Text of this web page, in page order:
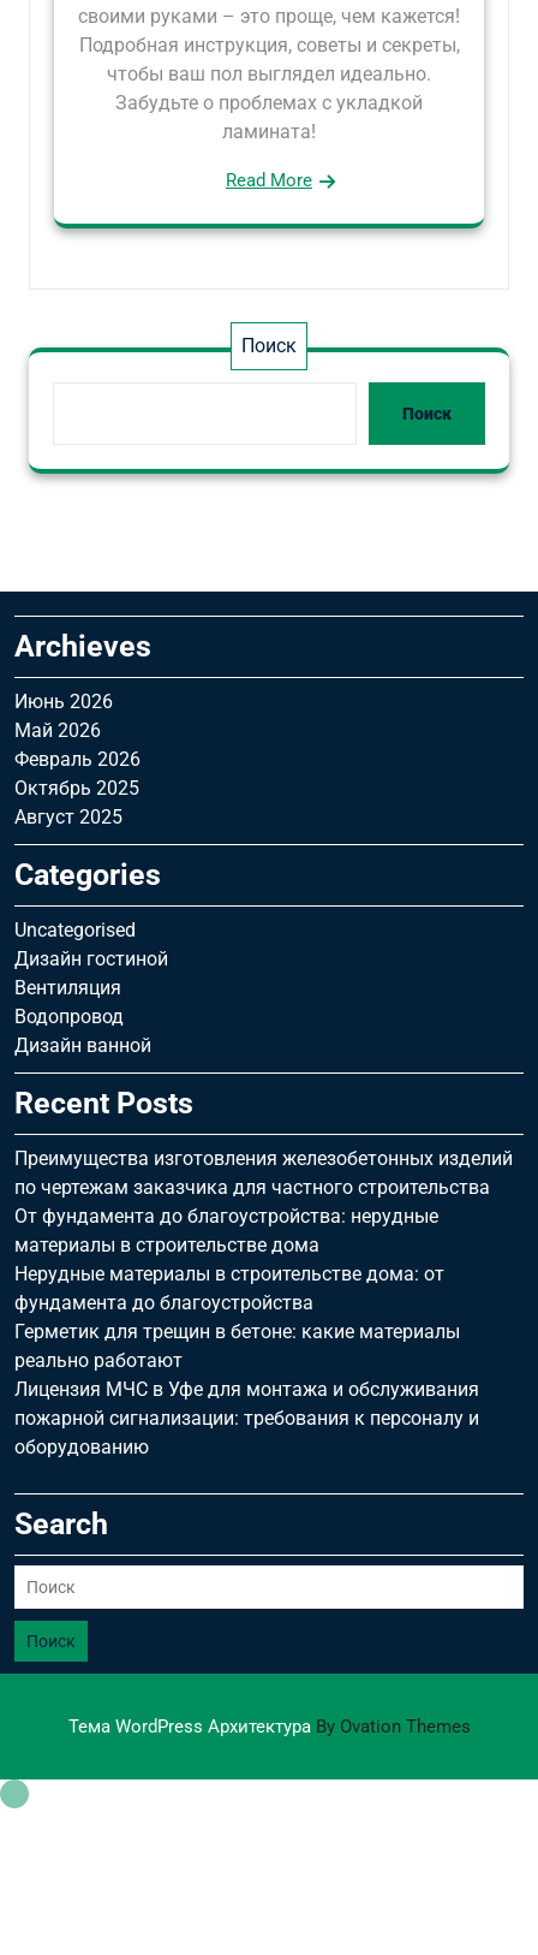
своими руками – это проще, чем кажется!
Подробная инструкция, советы и секреты,
чтобы ваш пол выглядел идеально.
Забудьте о проблемах с укладкой
ламината!
Read More
Поиск
Поиск
Archieves
Июнь 2026
Май 2026
Февраль 2026
Октябрь 2025
Август 2025
Categories
Uncategorised
Дизайн гостиной
Вентиляция
Водопровод
Дизайн ванной
Recent Posts
Преимущества изготовления железобетонных изделий
по чертежам заказчика для частного строительства
От фундамента до благоустройства: нерудные
материалы в строительстве дома
Нерудные материалы в строительстве дома: от
фундамента до благоустройства
Герметик для трещин в бетоне: какие материалы
реально работают
Лицензия МЧС в Уфе для монтажа и обслуживания
пожарной сигнализации: требования к персоналу и
оборудованию
Search
Поиск
Тема WordPress АрхитектураBy Ovation Themes